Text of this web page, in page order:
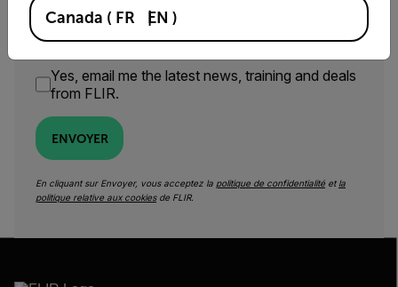
Yes, email me the latest news, training and deals
from FLIR.
ENVOYER
En cliquant sur Envoyer, vous acceptez la politique de confidentialité et la
politique relative aux cookiesde FLIR.
Canada ( FR EN )